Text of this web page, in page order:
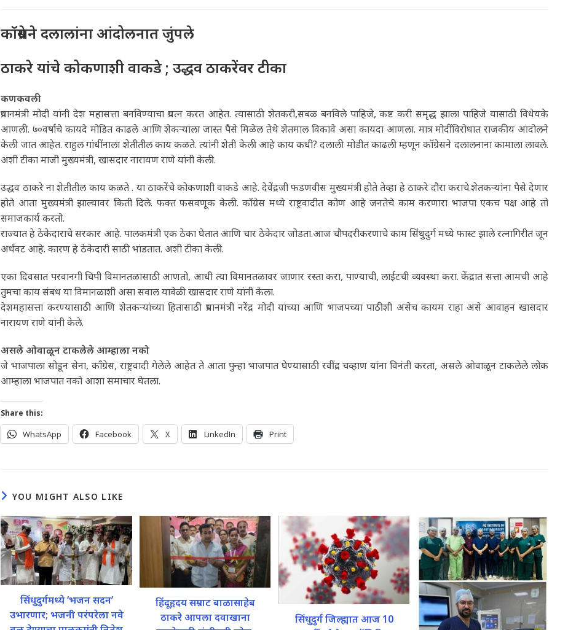
कॉग्रेसने दलालांना आंदोलनात जुंपले
ठाकरे यांचे कोकणाशी वाकडे ; उद्धव ठाकरेंवर टीका
कणकवली
प्रधानमंत्री मोदी यांनी देश महासत्ता बनविण्याचा प्रयत्न करत आहेत. त्यासाठी शेतकरी,सबळ बनविले पाहिजे, कष्ट करी समृद्ध झाला पाहिजे यासाठी विधेयके
आणली. ७०वर्षाचे कायदे मोडित काढले आणि शेकऱ्यांला जास्त पैसे मिळेल तेथे शेतमाल विकावे असा कायदा आणला. मात्र मोदींविरोधात राजकीय आंदोलने
केली जात आहेत. राहुल गांधींनाला शेतीतील काय कळते. त्यांनी शेती केली आहे काय कधी? दलाली मोडीत काढली म्हणून कॉग्रेसने दलालनाना कामाला लावले.
अशी टीका माजी मुख्यमंत्री, खासदार नारायण राणे यांनी केली.
उद्धव ठाकरे ना शेतीतील काय कळते . या ठाकरेंचे कोकणाशी वाकडे आहे. देवेंद्रजी फडणवीस मुख्यमंत्री होते तेव्हा हे ठाकरे दौरा कराचे.शेतकऱ्यांना पैसे देणार
होते आता मुख्यमंत्री झाल्यावर किती दिले. फक्त फसवणूक केली. काँग्रेस मध्ये राष्ट्रवादीत कोण आहे जनतेचे काम करणारा भाजपा एकच पक्ष आहे तो
समाजकार्य करतो.
राज्यात हे ठेकेदाराचे सरकार आहे. पालकमंत्री एक ठेका घेतात आणि चार ठेकेदार जोडता.आज चौपदरीकरणाचे काम सिंधुदुर्ग मध्ये फास्ट झाले रत्नागिरीत जून
अर्धवट आहे. कारण हे ठेकेदारी साठी भांडतात. अशी टीका केली.
एका दिवसात परवानगी चिपी विमानतळासाठी आणतो, आधी त्या विमानतळावर जाणार रस्ता करा, पाण्याची, लाईटची व्यवस्था करा. केंद्रात सत्ता आमची आहे
तुमचा काय संबध या विमानळाशी असा सवाल यावेळी खासदार राणे यांनी केला.
देशमहासत्ता करण्यासाठी आणि शेतकऱ्यांच्या हितासाठी प्रधानमंत्री नरेंद्र मोदी यांच्या आणि भाजपच्या पाठीशी असेच कायम राहा असे आवाहन खासदार
नारायण राणे यांनी केले.
असले ओवाळून टाकलेले आम्हाला नको
जे भाजपाला सोडून सेना, काँग्रेस, राष्ट्रवादी गेलेले आहेत ते आता पुन्हा भाजपात घेण्यासाठी रवींद्र चव्हाण यांना विनंती करता, असले ओवाळून टाकलेले लोक
आम्हाला भाजपात नको आशा समाचार घेतला.
Share this:
WhatsApp Facebook X LinkedIn Print
YOU MIGHT ALSO LIKE
सिंधुदुर्गमध्ये ‘भजन सदन’
उभारणार; भजनी परंपरेला नवे
हिंदूहृदय सम्राट बाळासाहेब
ठाकरे आपला दवाखाना
सिंधुदुर्ग जिल्ह्यात आज 10